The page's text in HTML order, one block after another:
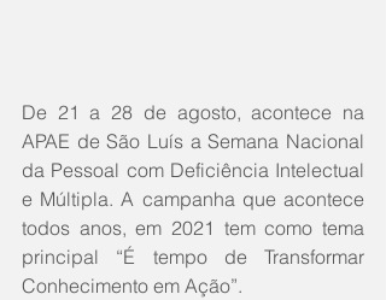
De 21 a 28 de agosto, acontece na
APAE de São Luís a Semana Nacional
da Pessoal com Deficiência Intelectual
e Múltipla. A campanha que acontece
todos anos, em 2021 tem como tema
principal “É tempo de Transformar
Conhecimento em Ação”.